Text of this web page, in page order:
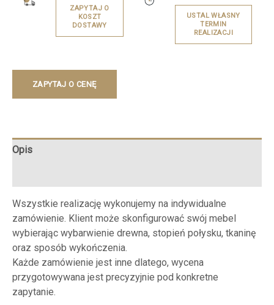
ZAPYTAJ O
KOSZT
DOSTAWY
USTAL WŁASNY
TERMIN
REALIZACJI
ZAPYTAJ O CENĘ
Opis
Wszystkie realizację wykonujemy na indywidualne
zamówienie. Klient może skonfigurować swój mebel
wybierając wybarwienie drewna, stopień połysku, tkaninę
oraz sposób wykończenia.
Każde zamówienie jest inne dlatego, wycena
przygotowywana jest precyzyjnie pod konkretne
zapytanie.